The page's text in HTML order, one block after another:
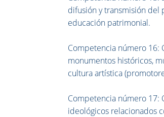
difusión y transmisión del
educación patrimonial.
Competencia número 16:
monumentos históricos,
cultura artística
Competencia número 17:
ideológicos relacionados